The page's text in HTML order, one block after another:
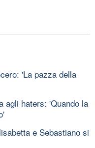
'La pazza della
agli haters: 'Quando la
e Sebastiano si